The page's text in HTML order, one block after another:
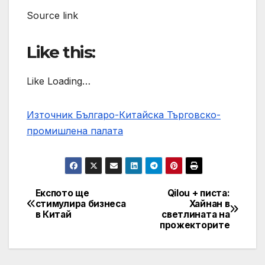
Source link
Like this:
Like Loading…
Източник Българо-Китайска Търговско-
промишлена палaта
Навигация
Qilou + писта:
Хайнан в
светлината на
прожекторите
Експото ще
стимулира бизнеса
в Китай